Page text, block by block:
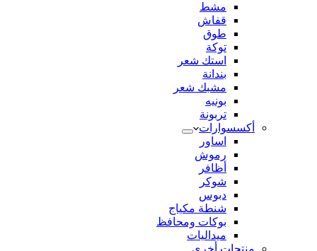
مشط
قفاش
طوق
توكة
استك شعر
بندانة
مشبك شعر
بونيه
تربونة
أكسسوارات
اساور
رموش
أظافر
شوكر
دبوس
شنطة مكياج
بوكات ومحافظ
ميداليات
منتجات أخري